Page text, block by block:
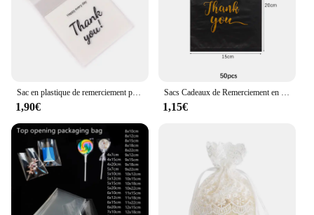
Sac en plastique de remerciement pour strass, sac à bonbons auto-adhésif pour mariage, sac cadeau de fête d'anniversaire, sac d'emballage de cuisson de strass, 100 pièces
1,90€
Sacs Cadeaux de Remerciement en Plastique Rond pour Invités de Mariage et d'Anniversaire, Sachets de Magasin pour Petites Entreprises, Emballage de Bonbons de Pâtisserie, 100/50/10 Pièces
1,15€